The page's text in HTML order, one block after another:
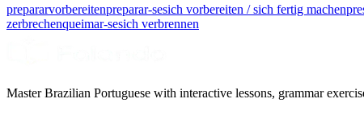
prepararvorbereitenpreparar-sesich vorbereiten / sich fertig machen
zerbrechenqueimar-sesich verbrennen
Master Brazilian Portuguese with interactive lessons, grammar